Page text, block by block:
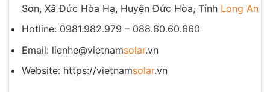
Sơn, Xã Đức Hòa Hạ, Huyện Đức Hòa, Tỉnh Long An
Hotline: 0981.982.979 – 088.60.60.660
Email: lienhe@vietnamsolar.vn
Website: https://vietnamsolar.vn